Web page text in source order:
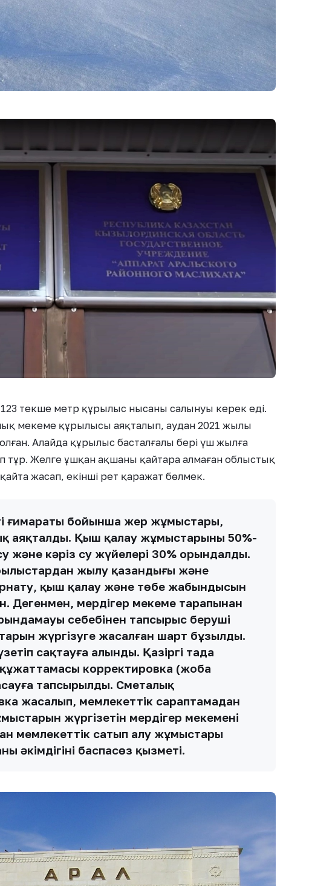
123 текше метр құрылыс нысаны салынуы керек еді.
мекеме құрылысы аяқталып, аудан 2021 жылы
Алайда құрылыс басталғалы бері үш жылға
тұр. Желге ұшқан ақшаны қайтара алмаған облыстық
жасап, екінші рет қаражат бөлмек.
ғимараты бойынша жер жұмыстары,
аяқталды. Қыш қалау жұмыстарының 50%-
және кәріз су жүйелері 30% орындалды.
жылу қазандығы және
қыш қалау және төбе жабындысын
Дегенмен, мердігер мекеме тарапынан
себебінен тапсырыс беруші
жүргізуге жасалған шарт бұзылды.
сақтауға алынды. Қазіргі таңда
корректировка (жоба
тапсырылды. Сметалық
жасалып, мемлекеттік сараптамадан
жүргізетін мердігер мекемені
мемлекеттік сатып алу жұмыстары
әкімдігінің баспасөз қызметі.